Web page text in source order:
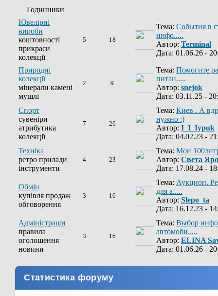
Годинники
Ювелірні
вироби
коштовності
прикраси
колекції
5 18
Тема:События в
инфо.....
Автор:Terminal
Дата: 01.06.26 -
Природні
колекції
мінерали камені
мушлі
2 9
Тема:Помогите
питан.....
Автор:snejok
Дата: 03.11.25 -
Спорт
сувеніри
атрибутика
колекції
7 26
Тема:Киев . А
нужно :)
Автор:I_I_Iypuk
Дата: 04.02.23 -
Техніка
ретро прилади
інструменти
4 23
Тема:Мои
Автор:Света
Дата: 17.08.24 -
Обмін
купівля продаж
обговорення
3 16
Тема: Аукцион.
для а.....
Автор:Slepo_ta
Дата: 16.12.23 -
Адміністрація
правила
оголошення
новини
3 16
Тема:Выбор
автомоби.....
Автор:ELINA
Дата: 01.06.26 -
Статистика форуму